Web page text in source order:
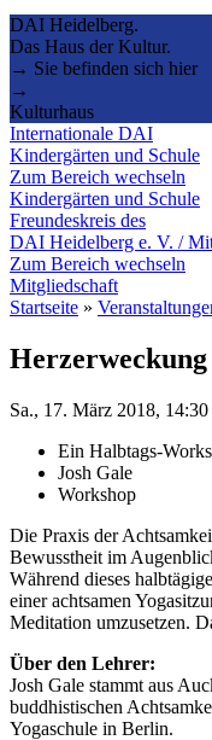
DAI Heidelberg.
Das Haus der Kultur.
→ Sie befinden sich hier
→
Kulturhaus
Internationale DAI
Kindergärten und Schule
Zum Bereich wechseln
Kindergärten und Schule
Freundeskreis des
DAI Heidelberg e. V. /
Zum Bereich wechseln
Mitgliedschaft
Startseite »
Herzerweckung
Sa., 17. März 2018,
Ein Halbtags-
Josh Gale
Workshop
Die Praxis der
Bewusstheit im
Während dieses
einer achtsamen
Meditation umzusetzen.
Über den Lehrer:
Josh Gale stammt aus
buddhistischen
Yogaschule in Berlin.